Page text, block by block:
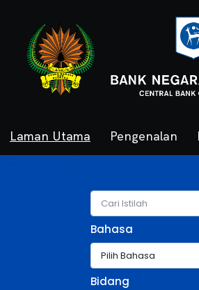
Laman Utama Pengenalan
Bahasa
Bidang